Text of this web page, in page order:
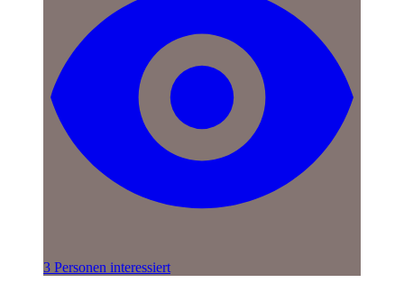
3 Personen interessiert